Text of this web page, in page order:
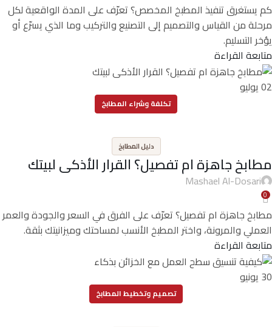
كم يستغرق تنفيذ المطبخ المخصص؟ تعرّف على المدة الواقعية لكل
مرحلة من القياس والتصميم إلى التصنيع والتركيب وما الذي يسرّع أو
يؤخر التسليم.
متابعة القراءة
02 يوليو
تكلفة وشراء المطابخ
دليل المطابخ
مطابخ جاهزة ام تفصيل؟ القرار الأذكى لبيتك
Mashael Al-Dosari
0
مطابخ جاهزة ام تفصيل؟ تعرّف على الفرق في السعر والجودة والعمر
العملي والمرونة، واختر المطبخ الأنسب لمساحتك وميزانيتك بثقة.
متابعة القراءة
30 يونيو
تصميم وتخطيط المطابخ